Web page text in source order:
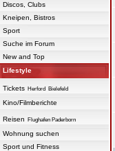
Discos, Clubs
Kneipen, Bistros
Sport
Suche im Forum
New and Top
Lifestyle
Tickets Herford Bielefeld
Kino/Filmberichte
Reisen Flughafen Paderborn
Wohnung suchen
Sport und Fitness